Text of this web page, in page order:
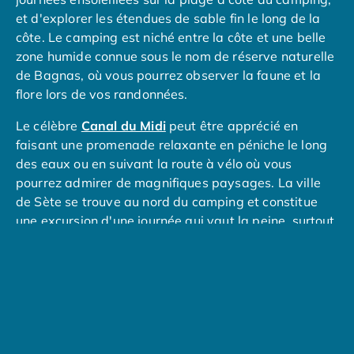
Camping avec piscine couverte
Camping avec spa, espace bien-être
Camping bord de mer
Camping Bord de Rivière
Camping en bord de lac
Par destination
Camping 4 étoiles Les Landes
Camping 5 étoiles Bretagne
Camping 5 étoiles Vendée
Camping Atlantique
Camping avec parc aquatique Ardèche
et d'explorer les étendues de sable fin le long de la
côte. Le camping est niché entre la côte et une belle
zone humide connue sous le nom de réserve naturelle
de Bagnas, où vous pourrez observer la faune et la
flore lors de vos randonnées.
Le célèbre Canal du Midipeut être apprécié en
faisant une promenade relaxante en péniche le long
des eaux ou en suivant la route à vélo où vous
pourrez admirer de magnifiques paysages. La ville
de Sète se trouve au nord du camping et constitue
une excursion d'une journée qui vaut la peine, surtout